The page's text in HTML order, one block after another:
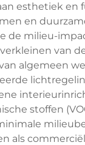
esthetiek
en
de milieu-
van
algemeen
stoffen
als